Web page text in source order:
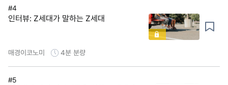
#4
인터뷰: Z세대가 말하는 Z세대
매경이코노미 4분 분량
#5